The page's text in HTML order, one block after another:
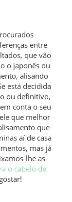
entre
que vão
o japonês ou
alisando
está decidida
ou definitivo,
conta o seu
que melhor
que
aí de casa
mas já
lhe as
o cabelo de